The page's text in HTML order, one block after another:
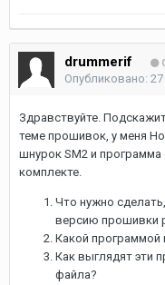
drummerif
Опубликовано:
Здравствуйте.
теме прошивок, у меня
шнурок SM2 и программа
комплекте.
Что нужно
версию прошивки
Какой программой
Как выглядят эти
файла?